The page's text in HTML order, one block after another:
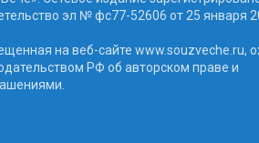
эл № фc77-52606 от 25 января
на веб-сайте www.souzveche.ru,
РФ об авторском праве и